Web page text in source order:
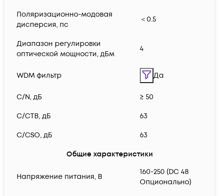
Поляризационно-модовая
дисперсия, пс
＜0.5
Диапазон регулировки
оптической мощности, дБм
4
WDM фильтр Да
C/N, дБ ≥ 50
C/CTB, дБ 63
C/CSO, дБ 63
Общие характеристики
Напряжение питания, В
160-250 (DC 48
Опционально)